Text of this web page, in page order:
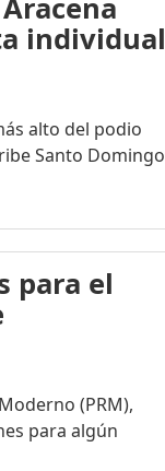
individual
alto del podio
Santo Domingo
para el
(PRM),
para algún